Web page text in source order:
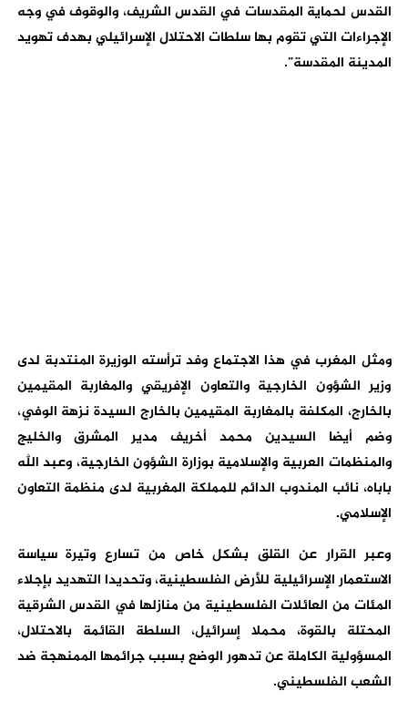
القدس لحماية المقدسات في القدس الشريف، والوقوف في وجه
الإجراءات التي تقوم بها سلطات الاحتلال الإسرائيلي بهدف تهويد
المدينة المقدسة”.
ومثل المغرب في هذا الاجتماع وفد ترأسته الوزيرة المنتدبة لدى
وزير الشؤون الخارجية والتعاون الإفريقي والمغاربة المقيمين
بالخارج، المكلفة بالمغاربة المقيمين بالخارج السيدة نزهة الوفي،
وضم أيضا السيدين محمد أخريف مدير المشرق والخليج
والمنظمات العربية والإسلامية بوزارة الشؤون الخارجية، وعبد الله
باباه، نائب المندوب الدائم للمملكة المغربية لدى منظمة التعاون
الإسلامي.
وعبر القرار عن القلق بشكل خاص من تسارع وتيرة سياسة
الاستعمار الإسرائيلية للأرض الفلسطينية، وتحديدا التهديد بإجلاء
المئات من العائلات الفلسطينية من منازلها في القدس الشرقية
المحتلة بالقوة، محملا إسرائيل، السلطة القائمة بالاحتلال،
المسؤولية الكاملة عن تدهور الوضع بسبب جرائمها الممنهجة ضد
الشعب الفلسطيني.